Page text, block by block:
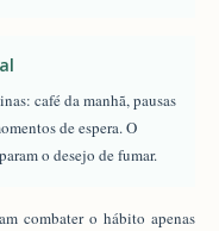
café da manhã, pausas
de espera. O
o desejo de fumar.
combater o hábito apenas